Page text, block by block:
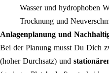
Wasser und hydrophoben
Trocknung und
Anlagenplanung und
Bei der Planung musst Du Dich
(hoher Durchsatz) und